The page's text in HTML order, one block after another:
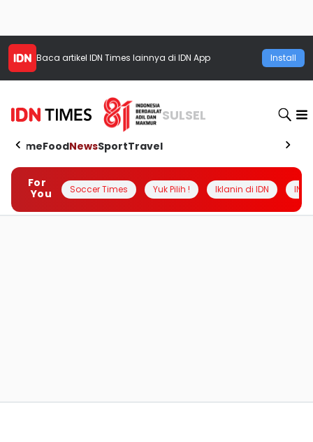
Baca artikel IDN Times lainnya di IDN App Install
SULSEL
HomeFoodNewsSportTravel
For
You
Soccer Times Yuk Pilih ! Iklanin di IDN